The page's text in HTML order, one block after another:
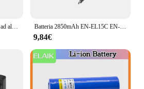
Batteria ricaricabile universale ad alta capacità 16,8 V 13000 mAh per utensili elettrici Trapano elettrico Cacciavite elettrico Batteria agli ioni di litio Batteria 2850mAh EN-EL15C EN-EL15 con caricabatterie a 2 canali per Nikon Z5,Z6,Z6 II,Z7,Z7II ,Z8,D600 D610 D600E D800 D810 D800E
9,84€